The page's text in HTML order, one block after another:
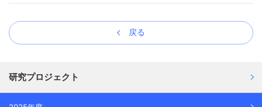
戻る
研究プロジェクト